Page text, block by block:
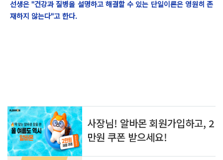
선생은 "건강과 질병을 설명하고 해결할 수 있는 단일이론은 영원히 존
재하지 않는다"고 한다.